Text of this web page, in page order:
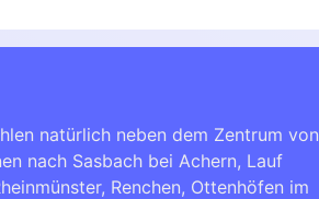
natürlich neben dem Zentrum von
nach Sasbach bei Achern, Lauf
, Renchen, Ottenhöfen im